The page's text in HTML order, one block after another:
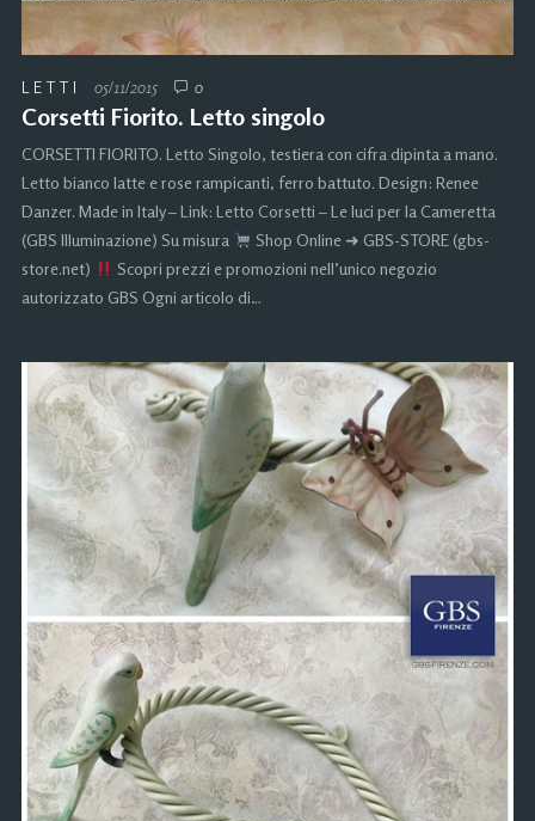
LETTI 05/11/2015 0
Corsetti Fiorito. Letto singolo
CORSETTI FIORITO. Letto Singolo, testiera con cifra dipinta a mano.
Letto bianco latte e rose rampicanti, ferro battuto. Design: Renee
Danzer. Made in Italy – Link: Letto Corsetti – Le luci per la Cameretta
(GBS Illuminazione) Su misura
Shop Online ➜ GBS-STORE (gbs-
store.net)
Scopri prezzi e promozioni nell’unico negozio
autorizzato GBS Ogni articolo di…